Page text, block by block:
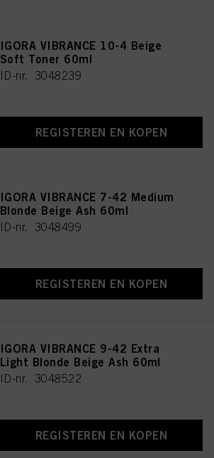
IGORA VIBRANCE 10-4 Beige
Soft Toner 60ml
ID-nr. 3048239
REGISTEREN EN KOPEN
IGORA VIBRANCE 7-42 Medium
Blonde Beige Ash 60ml
ID-nr. 3048499
REGISTEREN EN KOPEN
IGORA VIBRANCE 9-42 Extra
Light Blonde Beige Ash 60ml
ID-nr. 3048522
REGISTEREN EN KOPEN